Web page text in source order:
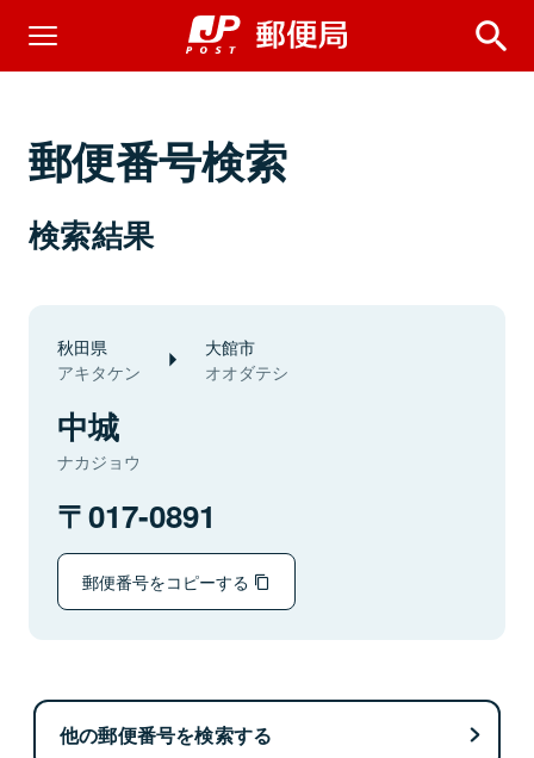
郵便番号検索
検索結果
秋田県
アキタケン
大館市
オオダテシ
中城
ナカジョウ
017-0891
郵便番号をコピーする
他の郵便番号を検索する